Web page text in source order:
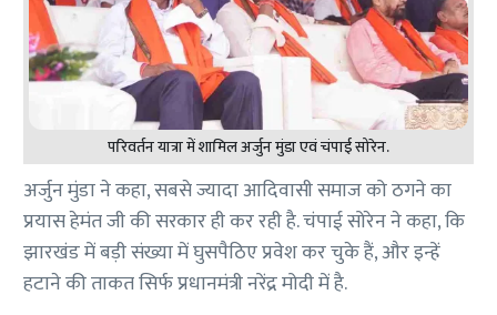
परिवर्तन यात्रा में शामिल अर्जुन मुंडा एवं चंपाई सोरेन.
अर्जुन मुंडा ने कहा, सबसे ज्यादा आदिवासी समाज को ठगने का
प्रयास हेमंत जी की सरकार ही कर रही है. चंपाई सोरेन ने कहा, कि
झारखंड में बड़ी संख्या में घुसपैठिए प्रवेश कर चुके हैं, और इन्हें
हटाने की ताकत सिर्फ प्रधानमंत्री नरेंद्र मोदी में है.